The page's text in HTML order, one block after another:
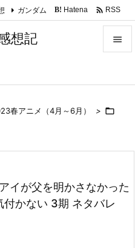
想記 
サイド

検索
ガンダム B! Hatena  RSS
春アニメ（4月～6月） > 
イが父を明かさなかった
かない 3期 ネタバレ